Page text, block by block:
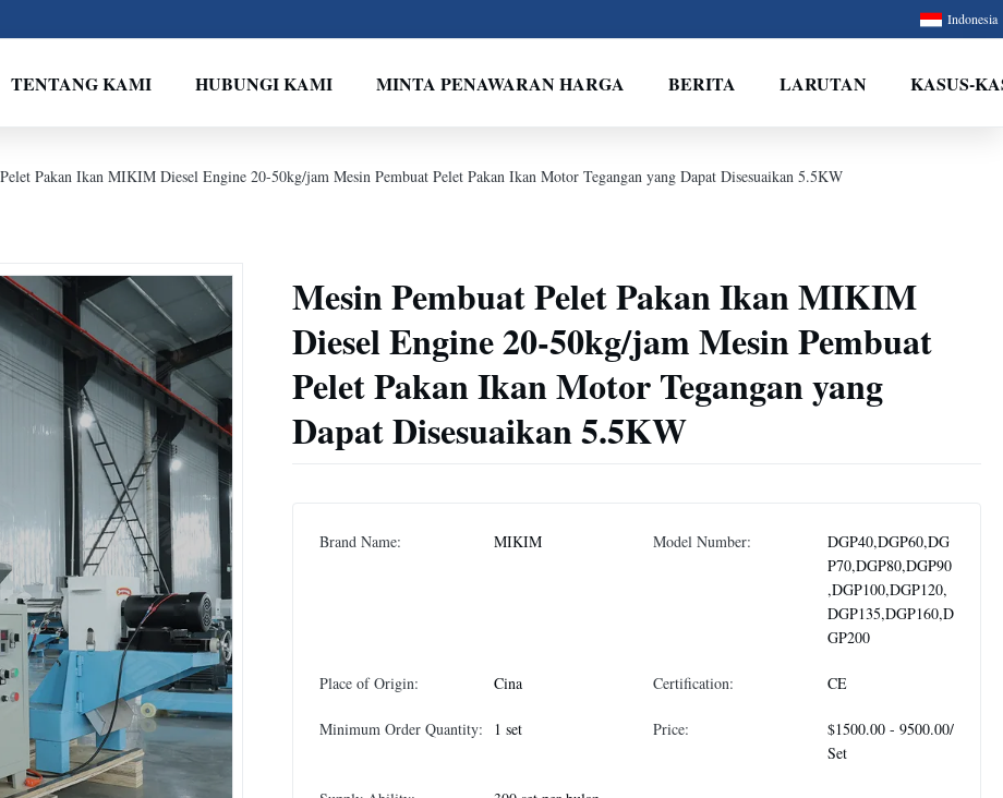
Indonesia
TENTANG KAMI HUBUNGI KAMI MINTA PENAWARAN HARGA BERITA LARUTAN KASUS-
Pakan Ikan MIKIM Diesel Engine 20-50kg/jam Mesin Pembuat Pelet Pakan Ikan Motor Tegangan yang Dapat Disesuaikan 5.5KW
Mesin Pembuat Pelet Pakan Ikan MIKIM
Diesel Engine 20-50kg/jam Mesin Pembuat
Pelet Pakan Ikan Motor Tegangan yang
Dapat Disesuaikan 5.5KW
Brand Name: MIKIM Model Number:
DGP40,DGP60,DG
P70,DGP80,DGP90
,DGP100,DGP120,
DGP135,DGP160,D
GP200
Place of Origin: Cina Certification: CE
Minimum Order Quantity: 1 set Price:
$1500.00 - 9500.00/
Set